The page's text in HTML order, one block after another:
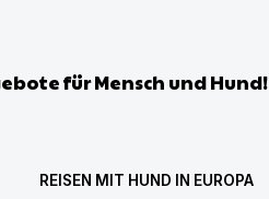
für Mensch und Hund!
REISEN MIT HUND IN EUROPA